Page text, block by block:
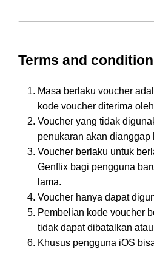
Terms and
Masa berlaku voucher
kode voucher diterima
Voucher yang tidak
penukaran akan dianggap
Voucher berlaku untuk
Genflix bagi pengguna
lama.
Voucher hanya dapat
Pembelian kode voucher
tidak dapat dibatalkan
Khusus pengguna iOS